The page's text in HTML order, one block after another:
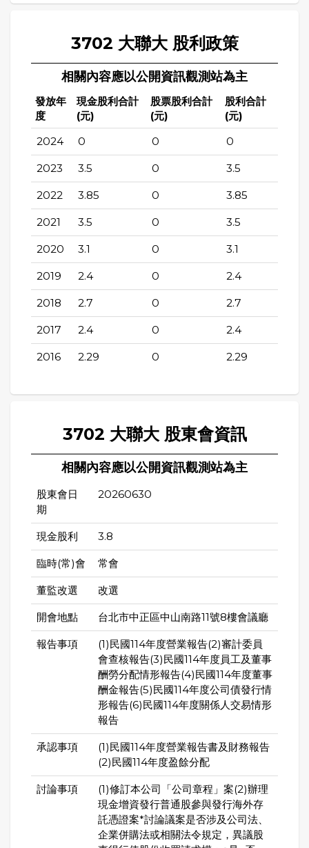
3702 大聯大 股利政策
相關內容應以公開資訊觀測站為主
發放年
度
現金股利合計
(元)
股票股利合計
(元)
股利合計
(元)
2024 0 0 0
2023 3.5 0 3.5
2022 3.85 0 3.85
2021 3.5 0 3.5
2020 3.1 0 3.1
2019 2.4 0 2.4
2018 2.7 0 2.7
2017 2.4 0 2.4
2016 2.29 0 2.29
3702 大聯大 股東會資訊
相關內容應以公開資訊觀測站為主
股東會日
期
20260630
現金股利 3.8
臨時(常)會 常會
董監改選 改選
開會地點 台北市中正區中山南路11號8樓會議廳
報告事項
(1)民國114年度營業報告(2)審計委員
會查核報告(3)民國114年度員工及董事
酬勞分配情形報告(4)民國114年度董事
酬金報告(5)民國114年度公司債發行情
形報告(6)民國114年度關係人交易情形
報告
承認事項
(1)民國114年度營業報告書及財務報告
(2)民國114年度盈餘分配
討論事項
(1)修訂本公司「公司章程」案(2)辦理
現金增資發行普通股參與發行海外存
託憑證案*討論議案是否涉及公司法、
企業併購法或相關法令規定，異議股